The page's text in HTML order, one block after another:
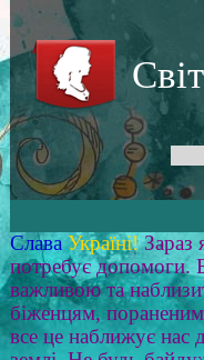
Слава Україні! Зараз
потребує допомоги.
важливою та
біженцям,
все це наближує нас